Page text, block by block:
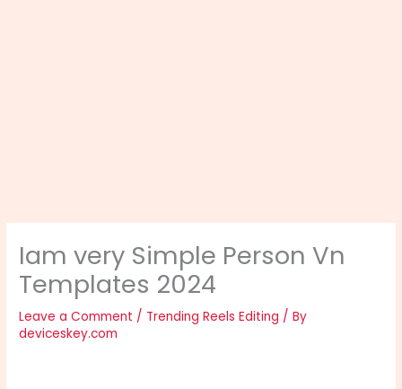
Iam very Simple Person Vn
Templates 2024
Leave a Comment / Trending Reels Editing / By
deviceskey.com